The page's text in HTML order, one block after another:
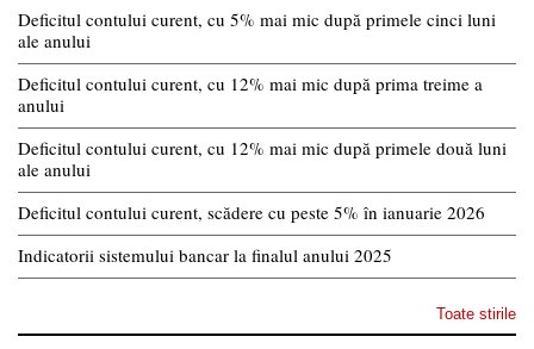
Deficitul contului curent, cu 5% mai mic după primele cinci luni
ale anului
Deficitul contului curent, cu 12% mai mic după prima treime a
anului
Deficitul contului curent, cu 12% mai mic după primele două luni
ale anului
Deficitul contului curent, scădere cu peste 5% în ianuarie 2026
Indicatorii sistemului bancar la finalul anului 2025
Toate stirile